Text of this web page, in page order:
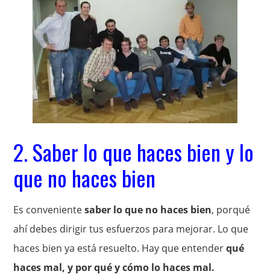
2. Saber lo que haces bien y lo
que no haces bien
Es convenientesaber lo que no haces bien, porqué
ahí debes dirigir tus esfuerzos para mejorar. Lo que
haces bien ya está resuelto. Hay que entenderqué
haces mal, y por qué y cómo lo haces mal.